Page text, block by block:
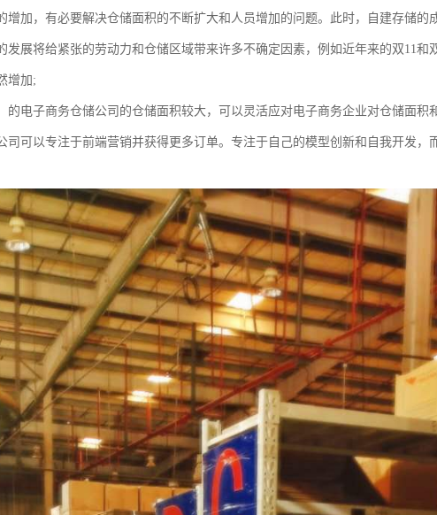
增加，有必要解决仓储面积的不断扩大和人员增加的问题。此时，自建存储的
发展将给紧张的劳动力和仓储区域带来许多不确定因素，例如近年来的双11和
增加;
的电子商务仓储公司的仓储面积较大，可以灵活应对电子商务企业对仓储面积
司可以专注于前端营销并获得更多订单。专注于自己的模型创新和自我开发，